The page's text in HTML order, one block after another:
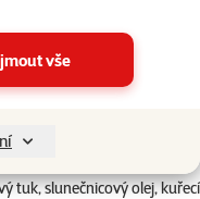
vše
psy velkých a
zdroj glukosaminu a
tuk, slunečnicový olej, kuřecí